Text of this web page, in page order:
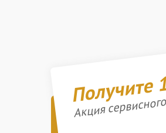
Акция